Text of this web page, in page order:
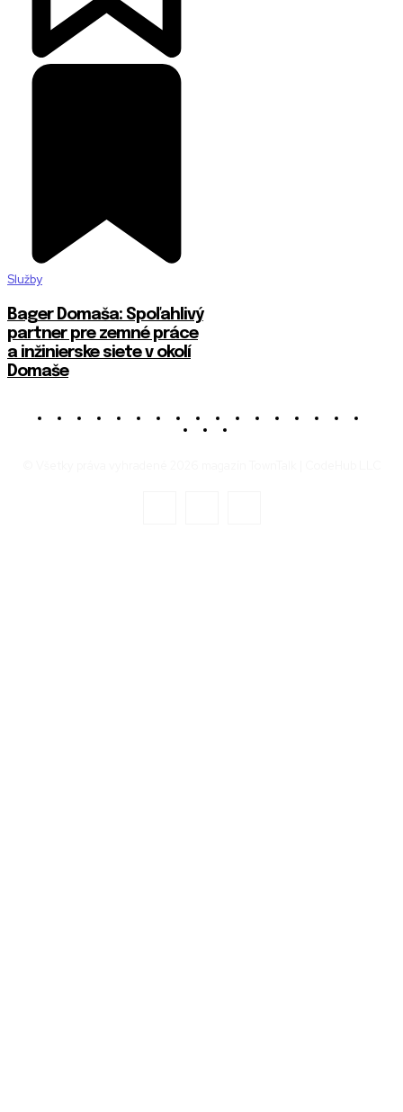
Služby
Bager Domaša: Spoľahlivý
partner pre zemné práce
a inžinierske siete v okolí
Domaše